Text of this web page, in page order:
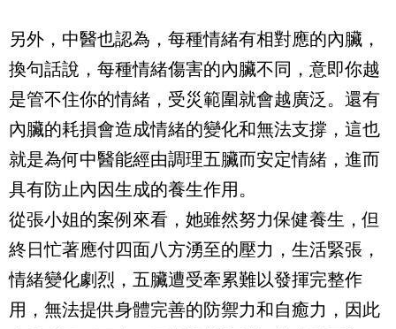
另外，中醫也認為，每種情緒有相對應的內臟，
換句話說，每種情緒傷害的內臟不同，意即你越
是管不住你的情緒，受災範圍就會越廣泛。還有
內臟的耗損會造成情緒的變化和無法支撐，這也
就是為何中醫能經由調理五臟而安定情緒，進而
具有防止內因生成的養生作用。
從張小姐的案例來看，她雖然努力保健養生，但
終日忙著應付四面八方湧至的壓力，生活緊張，
情緒變化劇烈，五臟遭受牽累難以發揮完整作
用，無法提供身體完善的防禦力和自癒力，因此